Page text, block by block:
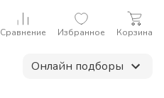
Сравнение Избранное Корзина
Онлайн подборы